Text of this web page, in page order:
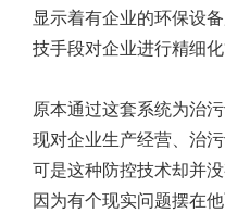
显示着有企业的环保设
技手段对企业进行精细化
原本通过这套系统为治
现对企业生产经营、治
可是这种防控技术却并
因为有个现实问题摆在